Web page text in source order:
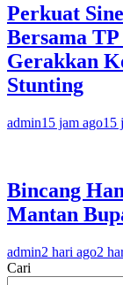
Perkuat
Bersama
Gerakkan
Stunting
admin15 jam ago15
Bincang
Mantan
admin2 hari ago2
Cari